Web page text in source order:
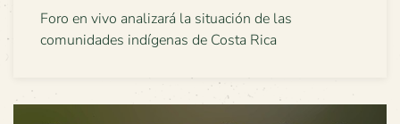
Foro en vivo analizará la situación de las
comunidades indígenas de Costa Rica